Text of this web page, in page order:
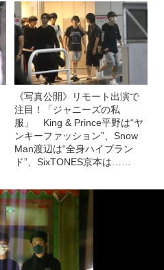
《写真公開》リモート出演で
注目！「ジャニーズの私
服」 King & Prince平野は“ヤ
ンキーファッション”、Snow
Man渡辺は“全身ハイブラン
ド”、SixTONES京本は……